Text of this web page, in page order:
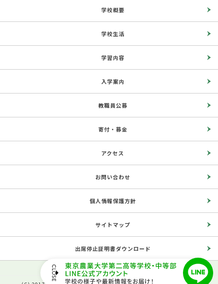
学校概要
学校生活
学習内容
入学案内
教職員公募
寄付・募金
アクセス
お問い合わせ
個人情報保護方針
サイトマップ
出席停止証明書ダウンロード